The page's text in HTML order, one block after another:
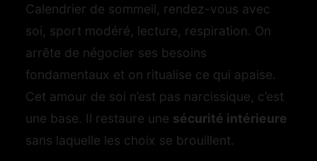
Calendrier de sommeil, rendez-vous avec
soi, sport modéré, lecture, respiration. On
arrête de négocier ses besoins
fondamentaux et on ritualise ce qui apaise.
Cet amour de soi n’est pas narcissique, c’est
une base. Il restaure une sécurité intérieure
sans laquelle les choix se brouillent.